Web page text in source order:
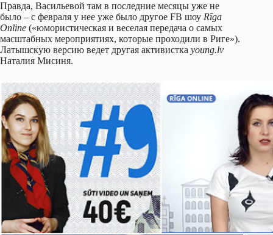
Правда, Васильевой там в последние месяцы уже не
было – с февраля у нее уже было другое FB шоу Rīga
Online («юмористическая и веселая передача о самых
масштабных мероприятиях, которые проходили в Риге»).
Латышскую версию ведет другая активистка young.lv
Наталия Мисиня.